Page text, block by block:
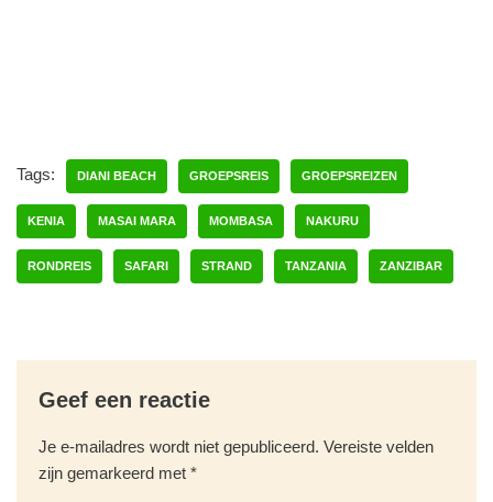
Tags: DIANI BEACH GROEPSREIS GROEPSREIZEN
KENIA MASAI MARA MOMBASA NAKURU
RONDREIS SAFARI STRAND TANZANIA ZANZIBAR
Geef een reactie
Je e-mailadres wordt niet gepubliceerd. Vereiste velden
zijn gemarkeerd met *